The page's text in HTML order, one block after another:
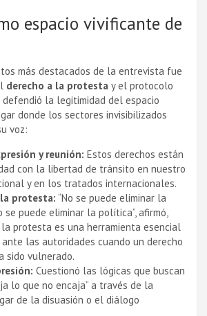
espacio vivificante de
más destacados de la entrevista fue
derecho a la protesta y el protocolo
la legitimidad del espacio
donde los sectores invisibilizados
voz:
y reunión: Estos derechos están
con la libertad de tránsito en nuestro
y en los tratados internacionales.
protesta: “No se puede eliminar la
puede eliminar la política”, afirmó,
protesta es una herramienta esencial
las autoridades cuando un derecho
sido vulnerado.
Cuestionó las lógicas que buscan
lo que no encaja” a través de la
de la disuasión o el diálogo